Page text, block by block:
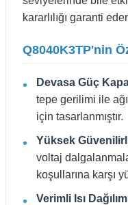
kararlılığı garanti
Q8040K3TP'nin
Devasa Güç
tepe gerilimi ile
için tasarlanmıştır.
Yüksek
voltaj
koşullarına karşı
Verimli Isı